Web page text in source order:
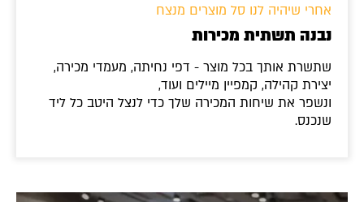
אחרי שיהיה לנו סל מוצרים מנצח
נבנה תשתית מכירות
שתשרת אותך בכל מוצר - דפי נחיתה, מעמדי מכירה,
יצירת קהילה, קמפיין מיילים ועוד,
ונשפר את שיחות המכירה שלך כדי לנצל היטב כל ליד
שנכנס.